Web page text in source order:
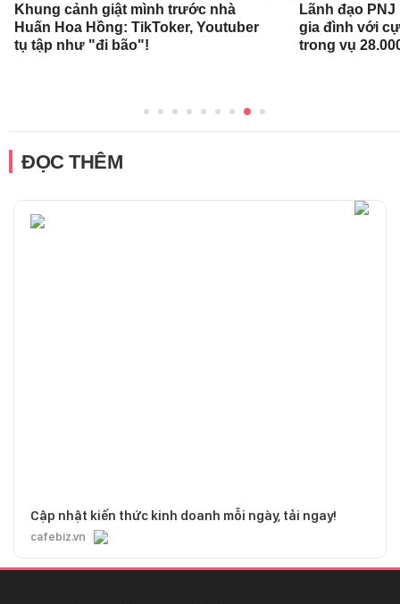
Khung cảnh giật mình trước nhà
Huấn Hoa Hồng: TikToker, Youtuber
tụ tập như "đi bão"!
Lãnh đạo
gia đình với
trong vụ
ĐỌC THÊM
Cập nhật kiến thức kinh doanh mỗi ngày, tải ngay!
cafebiz.vn